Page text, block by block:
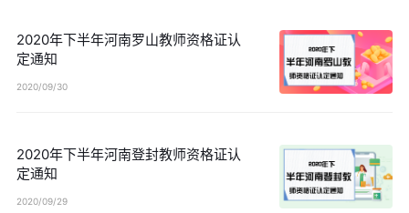
2020年下半年河南罗山教师资格证认
定通知
2020/09/30
2020年下半年河南登封教师资格证认
定通知
2020/09/29